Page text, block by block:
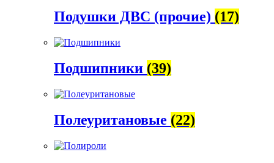
Подушки ДВС (прочие) (17)
Подшипники (39)
Полеуритановые (22)